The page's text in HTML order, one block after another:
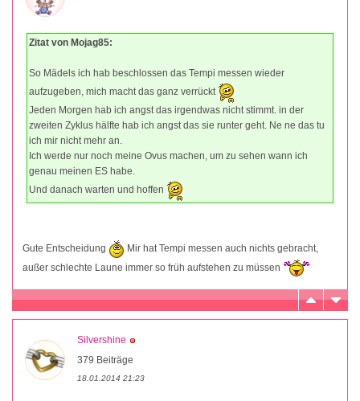
Zitat von Mojag85:
So Mädels ich hab beschlossen das Tempi messen wieder
aufzugeben, mich macht das ganz verrückt
Jeden Morgen hab ich angst das irgendwas nicht stimmt. in der
zweiten Zyklus hälfte hab ich angst das sie runter geht. Ne ne das tu
ich mir nicht mehr an.
Ich werde nur noch meine Ovus machen, um zu sehen wann ich
genau meinen ES habe.
Und danach warten und hoffen
Gute Entscheidung
Mir hat Tempi messen auch nichts gebracht,
außer schlechte Laune immer so früh aufstehen zu müssen
Silvershine
379 Beiträge
18.01.2014 21:23